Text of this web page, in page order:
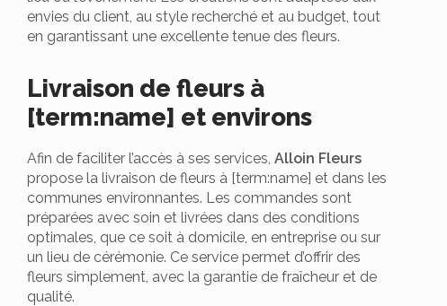
envies du client, au style recherché et au budget, tout
en garantissant une excellente tenue des fleurs.
Livraison de fleurs à
[term:name] et environs
Afin de faciliter l’accès à ses services, Alloin Fleurs
propose la livraison de fleurs à [term:name] et dans les
communes environnantes. Les commandes sont
préparées avec soin et livrées dans des conditions
optimales, que ce soit à domicile, en entreprise ou sur
un lieu de cérémonie. Ce service permet d’offrir des
fleurs simplement, avec la garantie de fraîcheur et de
qualité.